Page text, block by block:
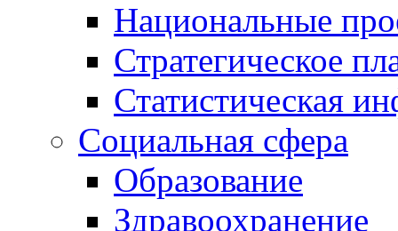
Национальные
Стратегическое
Статистическая
Социальная сфера
Образование
Здравоохранение